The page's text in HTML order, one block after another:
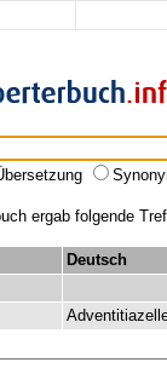
ergab folgende
Deutsch